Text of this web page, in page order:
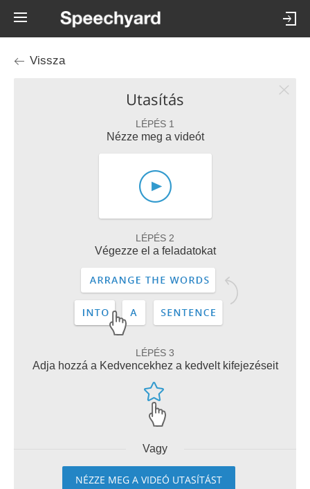
Vissza
Utasítás
LÉPÉS 1
Nézze meg a videót
LÉPÉS 2
Végezze el a feladatokat
LÉPÉS 3
Adja hozzá a Kedvencekhez a kedvelt kifejezéseit
Vagy
NÉZZE MEG A VIDEÓ UTASÍTÁST